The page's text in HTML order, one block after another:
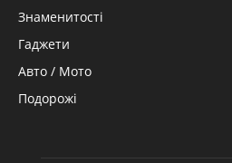
Знаменитості
Гаджети
Авто / Мото
Подорожі